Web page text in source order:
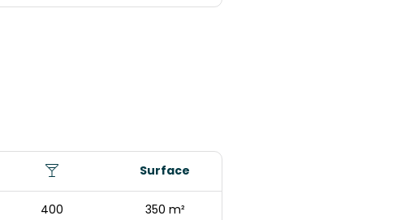
Surface
400 350 m²